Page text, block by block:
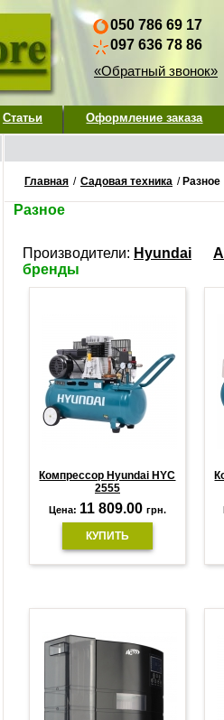
050 786 69 17
097 636 78 86
«Обратный звонок»
Статьи Оформление заказа
Главная / Садовая техника / Разное
Разное
Производители: Hyundai
бренды
Компрессор Hyundai HYC
2555
Цена: 11 809.00 грн.
КУПИТЬ